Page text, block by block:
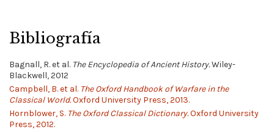
Bibliografía
Bagnall, R. et al. The Encyclopedia of Ancient History.Wiley-
Blackwell, 2012
Campbell, B. et al. The Oxford Handbook of Warfare in the
Classical World.Oxford University Press, 2013.
Hornblower, S. The Oxford Classical Dictionary.Oxford University
Press, 2012.